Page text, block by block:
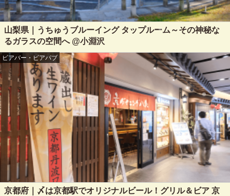
山梨県｜うちゅうブルーイング タップルーム～その神秘な
るガラスの空間へ @小淵沢
ビアバー・ビアパブ
京都府｜〆は京都駅でオリジナルビール！グリル＆ビア 京